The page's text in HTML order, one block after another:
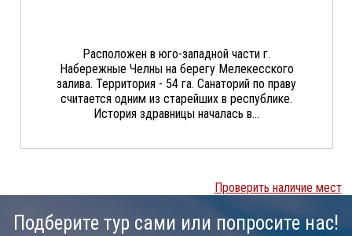
Расположен в юго-западной части г.
Набережные Челны на берегу Мелекесского
залива. Территория - 54 га. Санаторий по праву
считается одним из старейших в республике.
История здравницы началась в...
Проверить наличие мест
Подберите тур сами или попросите нас!